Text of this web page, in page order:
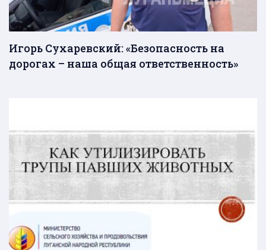
Игорь Сухаревский: «Безопасность на
дорогах – наша общая ответственность»